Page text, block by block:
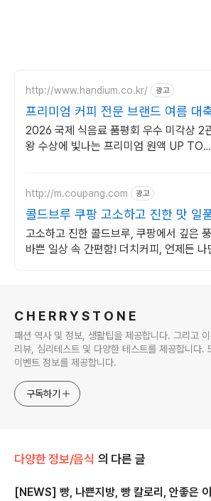
http://www.handium.co.kr/ 광고
프리미엄 커피 전문 브랜드 여름 대
제
2026 국제 식음료 품평회 우수 미각상 2
왕 수상에 빛나는 프리미엄 원액 UP TO
http://m.coupang.com 광고
콜드브루 쿠팡 고소하고 진한 맛 일
고소하고 진한 콜드브루, 쿠팡에서 깊은
바쁜 일상 속 간편함! 더치커피, 언제든 나
C H E R R Y S T O N E
패션 역사 및 정보, 생활팁을 제공합니다. 그리고
리뷰, 심리테스트 및 다양한 테스트를 제공합니다.
이벤트 정보를 제공합니다.
구독하기
다양한 정보/음식 의 다른 글
[NEWS] 빵, 나쁜지방, 빵 칼로리, 안좋은 이